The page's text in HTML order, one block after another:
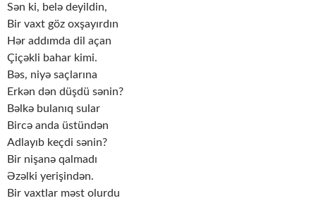
Sən ki, belə deyildin,
Bir vaxt göz oxşayırdın
Hər addımda dil açan
Çiçəkli bahar kimi.
Bəs, niyə saçlarına
Erkən dən düşdü sənin?
Bəlkə bulanıq sular
Bircə anda üstündən
Adlayıb keçdi sənin?
Bir nişanə qalmadı
Əzəlki yerişindən.
Bir vaxtlar məst olurdu